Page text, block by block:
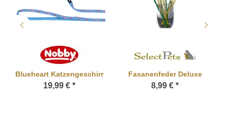
Blueheart Katzengeschirr
19,99 € *
Fasanenfeder Deluxe
8,99 € *